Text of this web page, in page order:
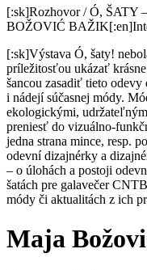
[:sk]Rozhovor / Ó,
BOŽOVIĆ
[:sk]Výstava Ó, šaty!
príležitosťou ukázať
šancou zasadiť tieto
i nádejí súčasnej módy.
ekologickými,
preniesť do vizuálno-
jedna strana mince, resp.
odevní dizajnérky a
– o úlohách a postoji
šatách pre galavečer
módy či aktualitách z ich
Maja